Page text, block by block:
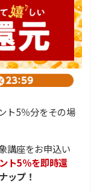
ト5％分をその場
講座をお申込い
ト5％を即時還
ップ！